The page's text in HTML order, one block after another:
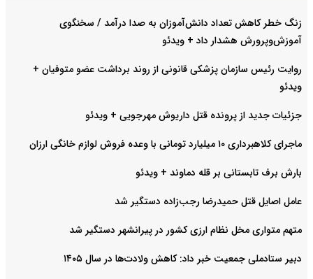
زنگ خطر کاهش تعداد دانش‌آموزان به صدا درآمد / سخنگوی
آموزش‌وپرورش هشدار داد +‌ ویدئو
روایت رئیس سازمان پزشکی قانونی از روند برداشت عضو متوفیان +
ویدئو
جزئیات جدید از پرونده قتل داریوش مهرجویی + ویدئو
ماجرای کلاهبرداری ۱۰ میلیارد تومانی با وعده فروش لوازم خانگی ارزان
بارش برف تابستانی بر قله دماوند + ویدئو
عامل اصایل قتل حمیدرضا رجب‌‌زاده دستگیر شد
متهم متواری مخل نظام ارزی کشور در پیرانشهر دستگیر شد
دبیر ستادملی جمعیت خبر داد: کاهش ولادت‌ها در سال ۱۴۰۵